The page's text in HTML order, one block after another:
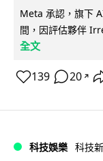
Meta 承認，旗下
間，因評估夥伴
全文
139 20 ↗
科技娛樂 科技